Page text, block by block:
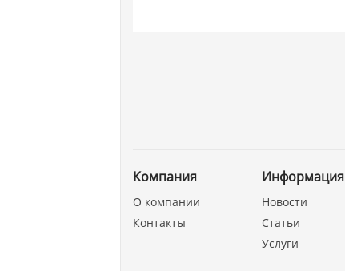
Компания
О компании
Контакты
Информация
Новости
Статьи
Услуги